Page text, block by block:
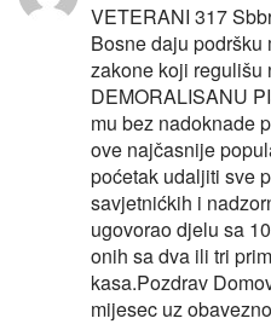
VETERANI 317
Bosne daju podršku
zakone koji regulišu
DEMORALISANU
mu bez nadoknade
ove najčasnije
poćetak udaljiti sve
savjetnićkih i
ugovorao djelu sa
onih sa dva ili tri
kasa.Pozdrav
mijesec uz